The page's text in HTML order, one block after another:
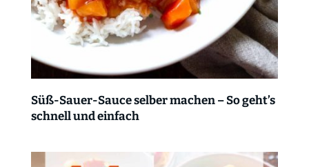
Süß-Sauer-Sauce selber machen – So geht’s
schnell und einfach